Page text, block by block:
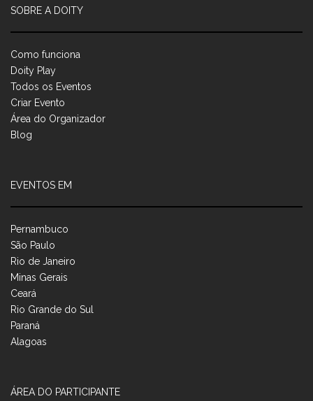
SOBRE A DOITY
Como funciona
Doity Play
Todos os Eventos
Criar Evento
Área do Organizador
Blog
EVENTOS EM
Pernambuco
São Paulo
Rio de Janeiro
Minas Gerais
Ceará
Rio Grande do Sul
Paraná
Alagoas
ÁREA DO PARTICIPANTE